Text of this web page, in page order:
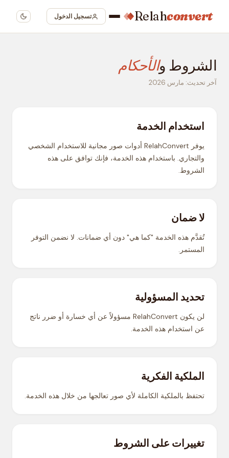
Relahconvert تسجيل الدخول
الشروط والأحكام
آخر تحديث: مارس 2026
استخدام الخدمة
يوفر RelahConvert أدوات صور مجانية للاستخدام الشخصي
والتجاري. باستخدام هذه الخدمة، فإنك توافق على هذه
الشروط.
لا ضمان
تُقدَّم هذه الخدمة "كما هي" دون أي ضمانات. لا نضمن التوفر
المستمر.
تحديد المسؤولية
لن يكون RelahConvert مسؤولاً عن أي خسارة أو ضرر ناتج
عن استخدام هذه الخدمة.
الملكية الفكرية
تحتفظ بالملكية الكاملة لأي صور تعالجها من خلال هذه الخدمة.
تغييرات على الشروط